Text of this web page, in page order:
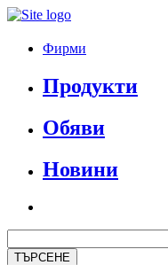
Фирми
Продукти
Обяви
Новини